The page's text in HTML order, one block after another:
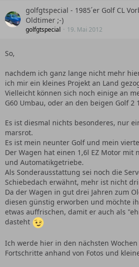
golfgtspecial - 1985´er Golf CL
Oldtimer ;-)
golfgtspecial 19. Mai 2012
So,
nachdem ich ganz lange nicht mehr
ich mir ein kleines Projekt an Land
Vielleicht können sich noch einige an
G60 Umbau, oder an den beigen Golf 2
Es ist diesmal nichts besonderes, nur
marsrot.
Es ist mein neunter Golf und mein
Der Wagen hat einen 1,6l EZ Motor mit
und Automatikgetriebe.
Als Sonderausstattung sei noch die
Schiebedach erwähnt, mehr ist nicht
Da der Wagen in gut drei Jahren zum
diesen günstig erworben und möchte
etwas auffrischen, damit er auch als
dasteht
Ich werde hier in den nächsten
Fortschritte anhand von Fotos und